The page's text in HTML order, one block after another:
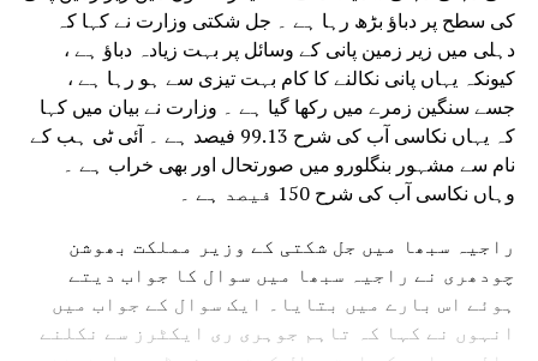
کی سطح پر دباؤ بڑھ رہا ہے ۔ جل شکتی وزارت نے کہا کہ
دہلی میں زیر زمین پانی کے وسائل پر بہت زیادہ دباؤ ہے ،
کیونکہ یہاں پانی نکالنے کا کام بہت تیزی سے ہو رہا ہے ،
جسے سنگین زمرے میں رکھا گیا ہے ۔ وزارت نے بیان میں کہا
کہ یہاں نکاسی آب کی شرح 99.13 فیصد ہے ۔ آئی ٹی ہب کے
نام سے مشہور بنگلورو میں صورتحال اور بھی خراب ہے ۔
وہاں نکاسی آب کی شرح 150 فیصد ہے ۔
راجیہ سبھا میں جل شکتی کے وزیر مملکت بھوشن
چودھری نے راجیہ سبھا میں سوال کا جواب دیتے
ہوئے اس بارے میں بتایا۔ ایک سوال کے جواب میں
انہوں نے کہا کہ تاہم جوہری ری ایکٹرز سے نکلنے